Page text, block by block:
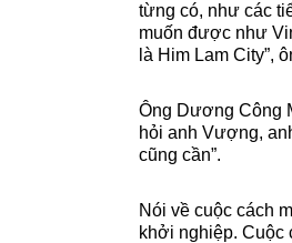
từng có, như các
muốn được như
là Him Lam City”,
Ông Dương Công
hỏi anh Vượng,
cũng cần”.
Nói về cuộc cách
khởi nghiệp. Cuộc